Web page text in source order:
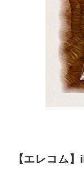
【エレコム